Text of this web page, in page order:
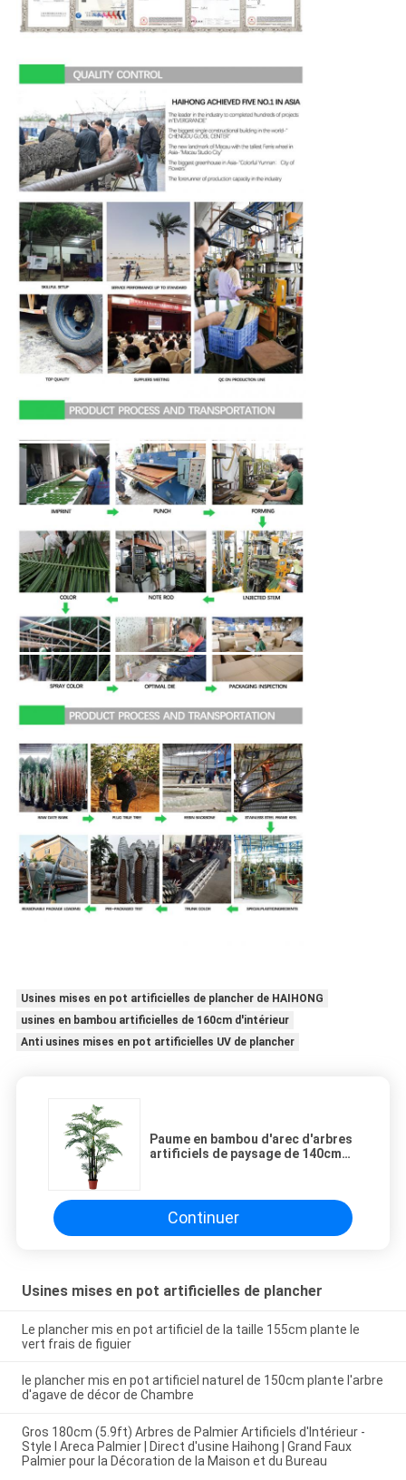
Usines mises en pot artificielles de plancher de HAIHONG
usines en bambou artificielles de 160cm d'intérieur
Anti usines mises en pot artificielles UV de plancher
Paume en bambou d'arec d'arbres
artificiels de paysage de 140cm
Continuer
Usines mises en pot artificielles de plancher
Le plancher mis en pot artificiel de la taille 155cm plante le
vert frais de figuier
le plancher mis en pot artificiel naturel de 150cm plante l'arbre
d'agave de décor de Chambre
Gros 180cm (5.9ft) Arbres de Palmier Artificiels d'Intérieur -
Style I Areca Palmier | Direct d'usine Haihong | Grand Faux
Palmier pour la Décoration de la Maison et du Bureau